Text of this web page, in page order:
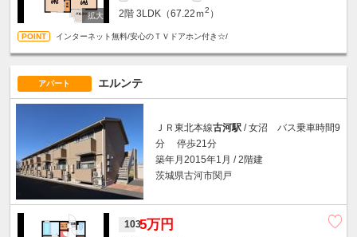
2階 3LDK（67.22ｍ2 ）
インターネット無料/安心のＴＶドアホン付き☆/
アパート エルンテ
ＪＲ東北本線古河駅 / 女沼 バス乗車時間9
分 停歩21分
築年月2015年1月 / 2階建
茨城県古河市関戸
1035万円